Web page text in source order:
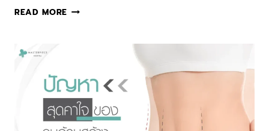
READ MORE ไขข้อ…
ไข
มัน